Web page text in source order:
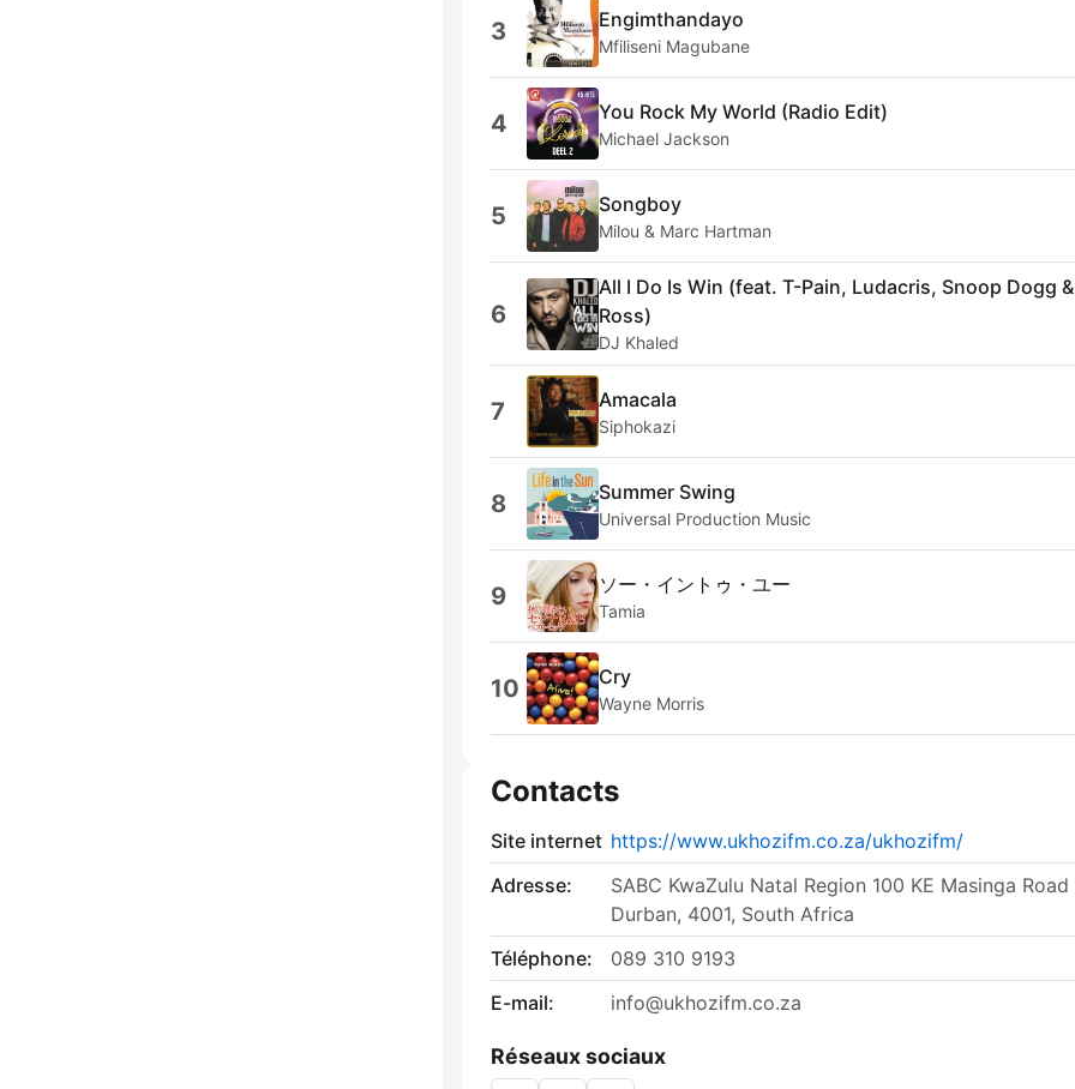
3 Engimthandayo
Mfiliseni Magubane
4 You Rock My World (Radio Edit)
Michael Jackson
5 Songboy
Milou & Marc Hartman
6
All I Do Is Win (feat. T-Pain, Ludacris, Snoop Dogg
Ross)
DJ Khaled
7 Amacala
Siphokazi
8 Summer Swing
Universal Production Music
9 ソー・イントゥ・ユー
Tamia
10 Cry
Wayne Morris
Contacts
Site internet https://www.ukhozifm.co.za/ukhozifm/
Adresse:
SABC KwaZulu Natal Region 100 KE Masinga Road
Durban, 4001, South Africa
Téléphone:
089 310 9193
E-mail:
info@ukhozifm.co.za
Réseaux sociaux